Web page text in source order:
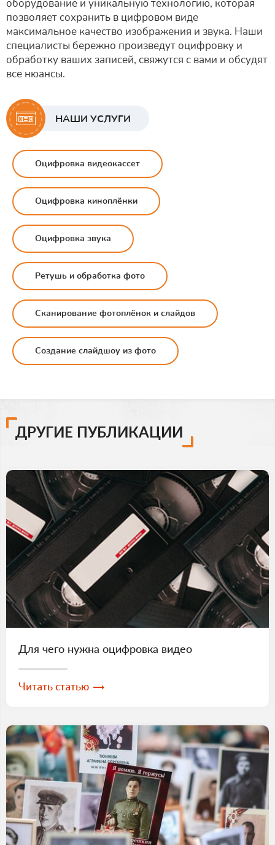
оборудование и уникальную технологию, которая
позволяет сохранить в цифровом виде
максимальное качество изображения и звука. Наши
специалисты бережно произведут оцифровку и
обработку ваших записей, свяжутся с вами и обсудят
все нюансы.
НАШИ УСЛУГИ
Оцифровка видеокассет
Оцифровка киноплёнки
Оцифровка звука
Ретушь и обработка фото
Сканирование фотоплёнок и слайдов
Создание слайдшоу из фото
ДРУГИЕ ПУБЛИКАЦИИ
Для чего нужна оцифровка видео
Читать статью